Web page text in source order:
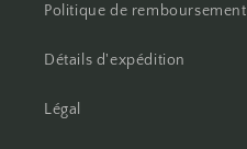
Politique de remboursement
Détails d'expédition
Légal